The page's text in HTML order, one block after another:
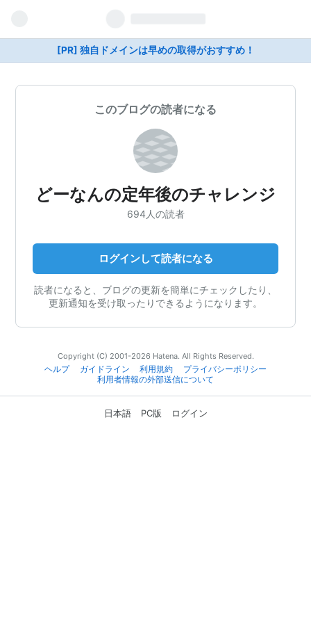
[PR] 独自ドメインは早めの取得がおすすめ！
このブログの読者になる
どーなんの定年後のチャレンジ
694人の読者
ログインして読者になる
読者になると、ブログの更新を簡単にチェックしたり、
更新通知を受け取ったりできるようになります。
Copyright (C) 2001-2026 Hatena. All Rights Reserved.
ヘルプ
ガイドライン 利用規約
プライバシーポリシー
利用者情報の外部送信について
日本語 PC版 ログイン